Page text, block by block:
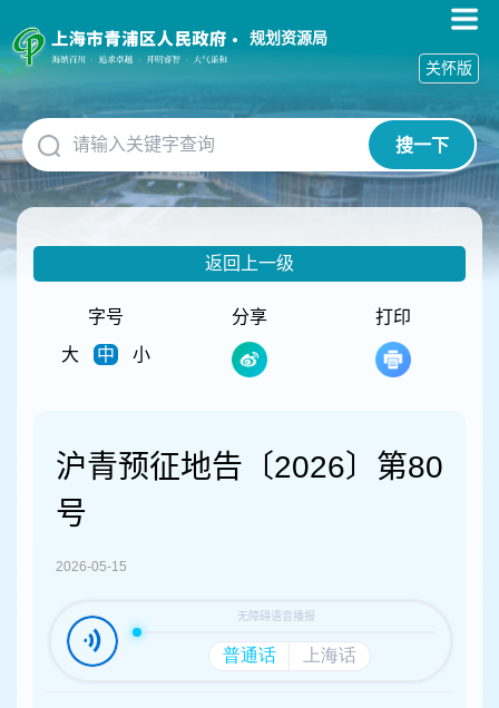
障
碍
作
说
明
跳
到
网
规划资源局
搜一下
关怀版
返回上一级
字号
大
中 小
分享 打印
沪青预征地告〔2026〕第80
号
2026-05-15